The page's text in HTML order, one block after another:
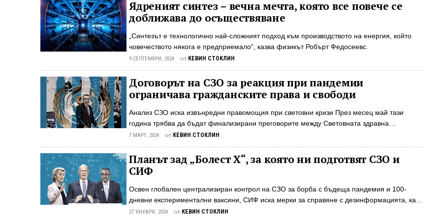
значително по-зависими от държавни помощи, като делът на националния доход, идващ
от трансферни плащания, се е удвоил през последните 50 години. Програмите за
трансферни плащания включват Medicare (национална програма за здравно осигуряване
за хора на възраст над 65 години и по-млади хора с определени увреждания), Medicaid
(правителствено здравно осигуряване за хора с ниски доходи, които отговарят на
определени условия), социално ...
Ядреният синтез – вечна мечта, която все повече се
доближава до осъществяване
„Синтезът е технологично най-сложният подход към производството на енергия, който
човечеството някога е предприемало“, казва физикът Робърт Федосеевс.
9 СЕПТЕМВРИ, 2024 от КЕВИН СТОКЛИН
Договорът на СЗО за реакция при пандемии
ограничава гражданските права и свободи
Анализ СЗО иска извънредни правомощия при световни кризи През месец май тази
година трябва да бъдат финализирани преговорите между Световната здравна
организация (СЗО) и нейните 194 държави - членки за това какви правомощия ще получи
През февруари 2023 г. държавите - членки на СЗО договориха проект на нов договор,
който да даде на СЗО обширни правомощия и по-силни инструменти за „глобално
управление“, за да се справя с извънредни ситуации в международен план като
пандемии и икономически кризи. Оттогава досега това споразумение на СЗО, което
функционира като договор, но е определено като „конвенция, споразумение ...
7 МАРТ, 2024 от КЕВИН СТОКЛИН
Планът зад „Болест X“, за която ни подготвят СЗО и
СИФ
Освен глобален централизиран контрол на СЗО за борба с бъдеща пандемия и 100-
дневни експериментални ваксини, СИФ иска мерки за справяне с дезинформацията, като
„най-сериозният глобален риск“ Глобалистки организации работят усилено за
27 ЯНУАРИ, 2024 от КЕВИН СТОКЛИН